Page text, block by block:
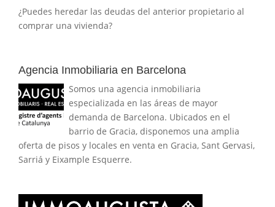
¿Puedes heredar las deudas del anterior propietario al
comprar una vivienda?
Agencia Inmobiliaria en Barcelona
Somos una agencia inmobiliaria
especializada en las áreas de mayor
demanda de Barcelona. Ubicados en el
barrio de Gracia, disponemos una amplia
oferta de pisos y locales en venta en Gracia, Sant Gervasi,
Sarriá y Eixample Esquerre.